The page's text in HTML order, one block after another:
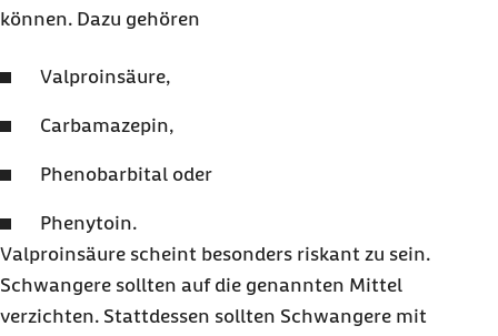
können. Dazu gehören
Valproinsäure,
Carbamazepin,
Phenobarbital oder
Phenytoin.
Valproinsäure scheint besonders riskant zu sein.
Schwangere sollten auf die genannten Mittel
verzichten. Stattdessen sollten Schwangere mit